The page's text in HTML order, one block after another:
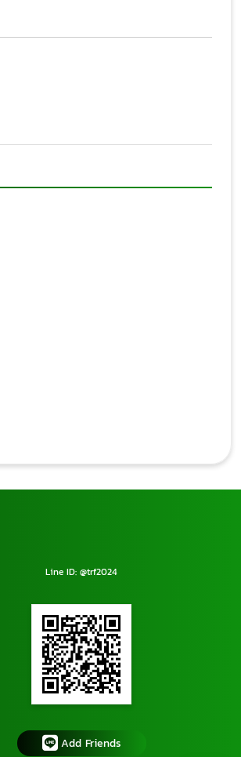
Line ID: @trf2024
Add Friends